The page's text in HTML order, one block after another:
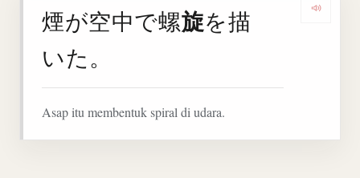
煙が空中で螺旋を描
いた。
Asap itu membentuk spiral di udara.